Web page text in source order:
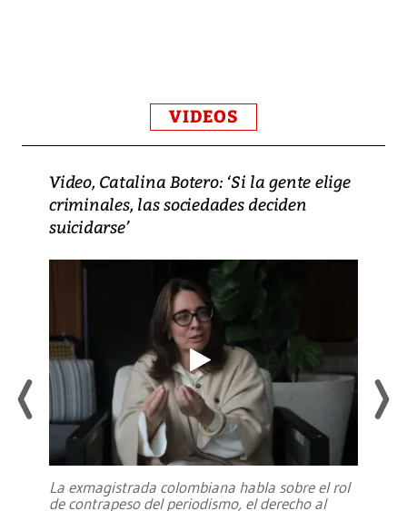
VIDEOS
Video, Catalina Botero: ‘Si la gente elige
criminales, las sociedades deciden
suicidarse’
La exmagistrada colombiana habla sobre el rol
de contrapeso del periodismo, el derecho al